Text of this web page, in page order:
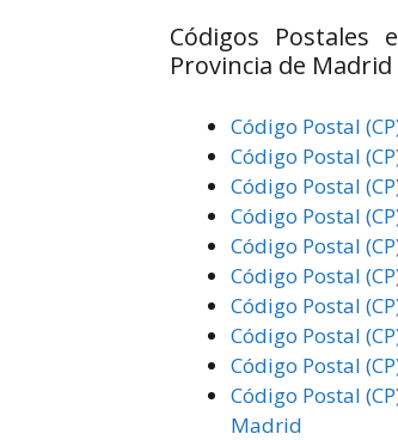
Códigos Postales
Provincia de Madrid
Código Postal
Código Postal
Código Postal
Código Postal
Código Postal
Código Postal
Código Postal
Código Postal
Código Postal
Código Postal
Madrid